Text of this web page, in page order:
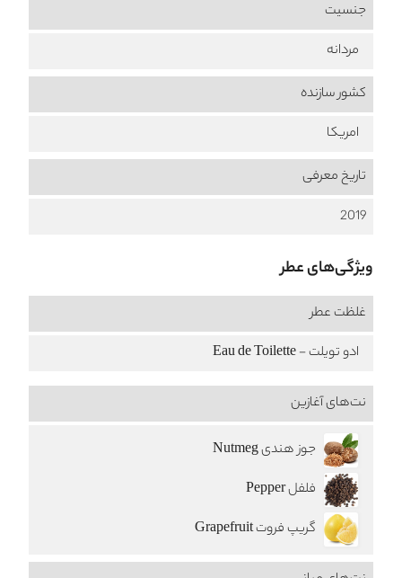
جنسیت
مردانه
کشور سازنده
امریکا
تاریخ معرفی
2019
ویژگی‌های عطر
غلظت عطر
ادو تویلت - Eau de Toilette
نت‌های آغازین
جوز هندی Nutmeg
فلفل Pepper
گریپ فروت Grapefruit